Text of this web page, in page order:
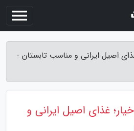
اصیل ایرانی و مناسب تابستان -
غذای اصیل ایرانی و